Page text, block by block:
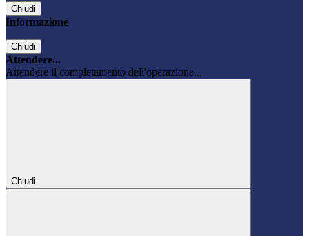
Chiudi
Informazione
Chiudi
Attendere...
Attendere il completamento dell'operazione...
Chiudi